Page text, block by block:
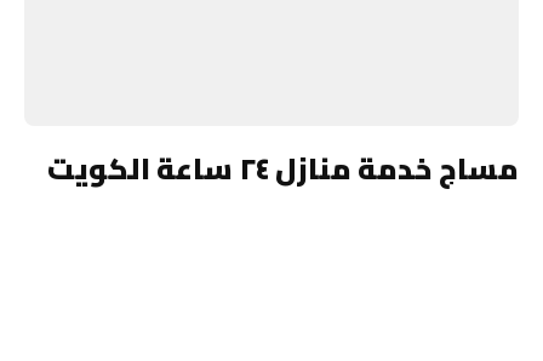
مساج خدمة منازل ٢٤ ساعة الكويت